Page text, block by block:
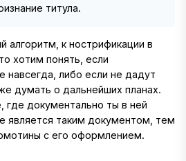
титула.
алгоритм, к нострификации в
хотим понять, если
навсегда, либо если не дадут
думать о дальнейших планах.
где документально ты в ней
является таким документом, тем
с его оформлением.